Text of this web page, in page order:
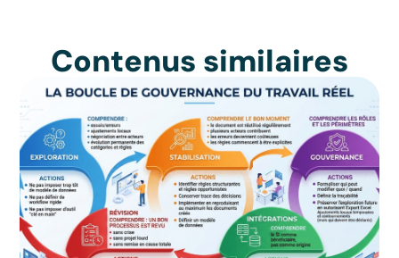
Contenus similaires